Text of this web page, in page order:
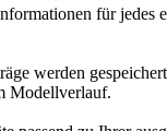
für jedes
werden
Modellverlauf.